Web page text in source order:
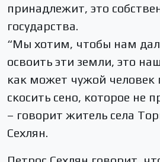
принадлежит, это
государства.
“Мы хотим, чтобы нам
освоить эти земли, это
как может чужой человек
скосить сено, которое не
– говорит житель села
Сехлян.